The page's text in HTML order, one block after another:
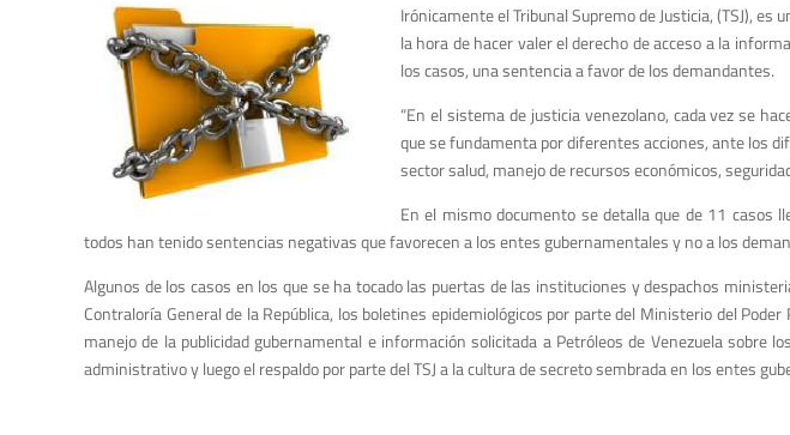
Irónicamente el Tribunal Supremo de Justicia, (TSJ),
la hora de hacer valer el derecho de acceso a la
los casos, una sentencia a favor de los demandantes.
“En el sistema de justicia venezolano, cada vez se
que se fundamenta por diferentes acciones, ante los
sector salud, manejo de recursos económicos,
En el mismo documento se detalla que de 11 casos
todos han tenido sentencias negativas que favorecen a los entes gubernamentales y no a los
Algunos de los casos en los que se ha tocado las puertas de las instituciones y despachos
Contraloría General de la República, los boletines epidemiológicos por parte del Ministerio del
manejo de la publicidad gubernamental e información solicitada a Petróleos de Venezuela
administrativo y luego el respaldo por parte del TSJ a la cultura de secreto sembrada en los entes